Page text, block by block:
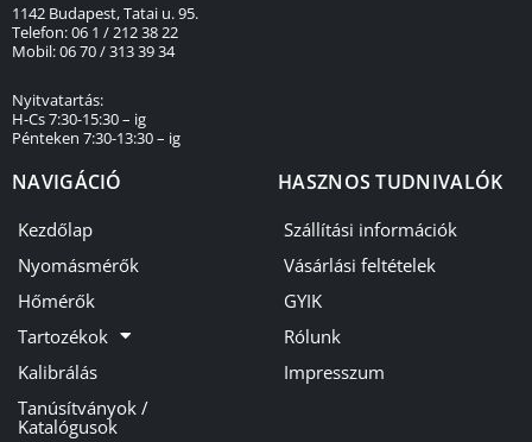
1142 Budapest, Tatai u. 95.
Telefon: 06 1 / 212 38 22
Mobil: 06 70 / 313 39 34
Nyitvatartás:
H-Cs 7:30-15:30 – ig
Pénteken 7:30-13:30 – ig
NAVIGÁCIÓ
Kezdőlap
Nyomásmérők
Hőmérők
Tartozékok
Kalibrálás
Tanúsítványok /
Katalógusok
HASZNOS TUDNIVALÓK
Szállítási információk
Vásárlási feltételek
GYIK
Rólunk
Impresszum